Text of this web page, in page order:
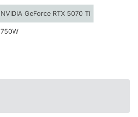
NVIDIA GeForce RTX 5070 Ti
750W